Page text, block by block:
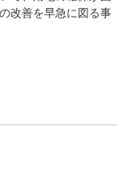
改善を早急に図る事